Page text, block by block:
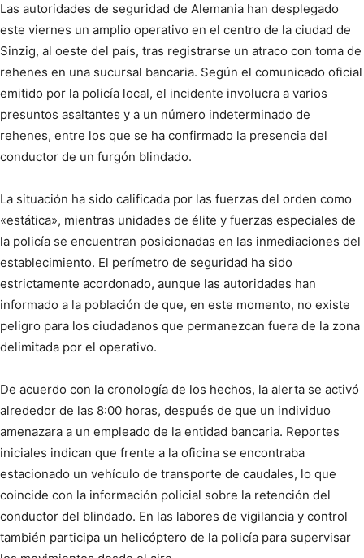
Las autoridades de seguridad de Alemania han desplegado
este viernes un amplio operativo en el centro de la ciudad de
Sinzig, al oeste del país, tras registrarse un atraco con toma de
rehenes en una sucursal bancaria. Según el comunicado oficial
emitido por la policía local, el incidente involucra a varios
presuntos asaltantes y a un número indeterminado de
rehenes, entre los que se ha confirmado la presencia del
conductor de un furgón blindado.
La situación ha sido calificada por las fuerzas del orden como
«estática», mientras unidades de élite y fuerzas especiales de
la policía se encuentran posicionadas en las inmediaciones del
establecimiento. El perímetro de seguridad ha sido
estrictamente acordonado, aunque las autoridades han
informado a la población de que, en este momento, no existe
peligro para los ciudadanos que permanezcan fuera de la zona
delimitada por el operativo.
De acuerdo con la cronología de los hechos, la alerta se activó
alrededor de las 8:00 horas, después de que un individuo
amenazara a un empleado de la entidad bancaria. Reportes
iniciales indican que frente a la oficina se encontraba
estacionado un vehículo de transporte de caudales, lo que
coincide con la información policial sobre la retención del
conductor del blindado. En las labores de vigilancia y control
también participa un helicóptero de la policía para supervisar